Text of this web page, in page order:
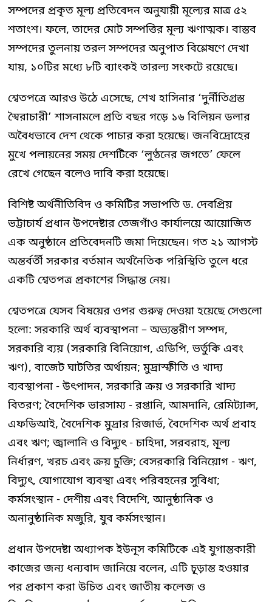
সম্পদের প্রকৃত মূল্য প্রতিবেদন অনুযায়ী মূল্যের মাত্র ৫২
শতাংশ। ফলে, তাদের মোট সম্পত্তির মূল্য ঋণাত্মক। বাস্তব
সম্পদের তুলনায় তরল সম্পদের অনুপাত বিশ্লেষণে দেখা
যায়, ১০টির মধ্যে ৮টি ব্যাংকই তারল্য সংকটে রয়েছে।
শ্বেতপত্রে আরও উঠে এসেছে, শেখ হাসিনার ‘দুর্নীতিগ্রস্ত
স্বৈরাচারী’ শাসনামলে প্রতি বছর গড়ে ১৬ বিলিয়ন ডলার
অবৈধভাবে দেশ থেকে পাচার করা হয়েছে। জনবিদ্রোহের
মুখে পলায়নের সময় দেশটিকে ‘লুণ্ঠনের জগতে’ ফেলে
রেখে গেছেন বলেও দাবি করা হয়েছে।
বিশিষ্ট অর্থনীতিবিদ ও কমিটির সভাপতি ড. দেবপ্রিয়
ভট্টাচার্য প্রধান উপদেষ্টার তেজগাঁও কার্যালয়ে আয়োজিত
এক অনুষ্ঠানে প্রতিবেদনটি জমা দিয়েছেন। গত ২১ আগস্ট
অন্তর্বর্তী সরকার বর্তমান অর্থনৈতিক পরিস্থিতি তুলে ধরে
একটি শ্বেতপত্র প্রকাশের সিদ্ধান্ত নেয়।
শ্বেতপত্রে যেসব বিষয়ের ওপর গুরুত্ব দেওয়া হয়েছে সেগুলো
হলো: সরকারি অর্থ ব্যবস্থাপনা – অভ্যন্তরীণ সম্পদ,
সরকারি ব্যয় (সরকারি বিনিয়োগ, এডিপি, ভর্তুকি এবং
ঋণ), বাজেট ঘাটতির অর্থায়ন; মুদ্রাস্ফীতি ও খাদ্য
ব্যবস্থাপনা - উৎপাদন, সরকারি ক্রয় ও সরকারি খাদ্য
বিতরণ; বৈদেশিক ভারসাম্য - রপ্তানি, আমদানি, রেমিট্যান্স,
এফডিআই, বৈদেশিক মুদ্রার রিজার্ভ, বৈদেশিক অর্থ প্রবাহ
এবং ঋণ; জ্বালানি ও বিদ্যুৎ - চাহিদা, সরবরাহ, মূল্য
নির্ধারণ, খরচ এবং ক্রয় চুক্তি; বেসরকারি বিনিয়োগ - ঋণ,
বিদ্যুৎ, যোগাযোগ ব্যবস্থা এবং পরিবহনের সুবিধা;
কর্মসংস্থান - দেশীয় এবং বিদেশি, আনুষ্ঠানিক ও
অনানুষ্ঠানিক মজুরি, যুব কর্মসংস্থান।
প্রধান উপদেষ্টা অধ্যাপক ইউনূস কমিটিকে এই যুগান্তকারী
কাজের জন্য ধন্যবাদ জানিয়ে বলেন, এটি চূড়ান্ত হওয়ার
পর প্রকাশ করা উচিত এবং জাতীয় কলেজ ও